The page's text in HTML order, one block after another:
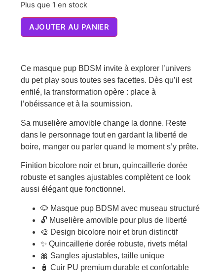
Plus que 1 en stock
AJOUTER AU PANIER
Ce masque pup BDSM invite à explorer l’univers
du pet play sous toutes ses facettes. Dès qu’il est
enfilé, la transformation opère : place à
l’obéissance et à la soumission.
Sa muselière amovible change la donne. Reste
dans le personnage tout en gardant la liberté de
boire, manger ou parler quand le moment s’y prête.
Finition bicolore noir et brun, quincaillerie dorée
robuste et sangles ajustables complètent ce look
aussi élégant que fonctionnel.
🐶 Masque pup BDSM avec museau structuré
🔓 Muselière amovible pour plus de liberté
🎨 Design bicolore noir et brun distinctif
✨ Quincaillerie dorée robuste, rivets métal
🎀 Sangles ajustables, taille unique
🧴 Cuir PU premium durable et confortable